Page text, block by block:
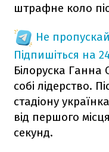
штрафне коло
Не
Підпишіться на
Білоруска Ганна
собі лідерство.
стадіону
від першого
секунд.